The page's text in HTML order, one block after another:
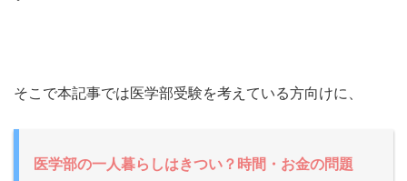
そこで本記事では医学部受験を考えている方向けに、
医学部の一人暮らしはきつい？時間・お金の問題